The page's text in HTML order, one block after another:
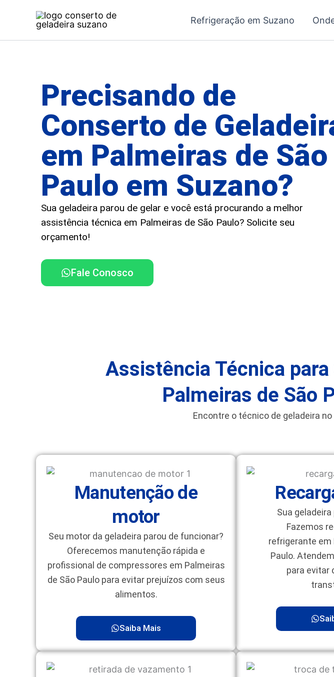
Refrigeração em Suzano
Precisando de
Conserto de
em Palmeiras de São
Paulo em Suzano?
Sua geladeira parou de gelar e você está procurando a melhor
assistência técnica em Palmeiras de São Paulo? Solicite seu
orçamento!
Fale Conosco
Assistência Técnica
Palmeiras de São
Encontre o técnico de geladeira
Manutenção de
motor
Seu motor da geladeira parou de funcionar?
Oferecemos manutenção rápida e
profissional de compressores em Palmeiras
de São Paulo para evitar prejuízos com seus
alimentos.
Saiba Mais
Sua
Fazemos
refrigerante em
Paulo.
para evitar